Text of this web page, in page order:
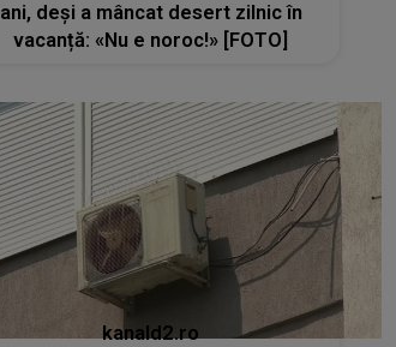
ani, deși a mâncat desert zilnic în
vacanță: «Nu e noroc!» [FOTO]
kanald2.ro